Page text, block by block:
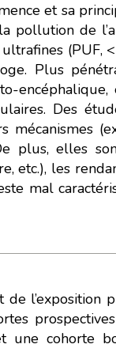
et sa
pollution de
(PUF,
Plus
Des
plus, elles
etc.), les
mal
de
une cohorte